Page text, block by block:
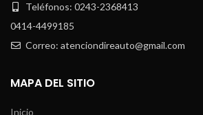
Teléfonos: 0243-2368413
0414-4499185
Correo: atenciondireauto@gmail.com
MAPA DEL SITIO
Inicio